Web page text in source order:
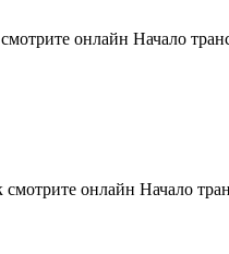
онлайн Начало
онлайн Начало